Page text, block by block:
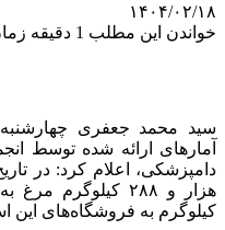
۱۴۰۴/۰۲/۱۸
خواندن این مطلب 1 دقیقه زمان میبرد
آمارهای ارائه شده توسط
کیلوگرم به فروشگاه‌های